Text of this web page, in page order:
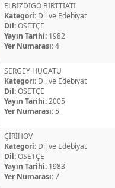
ELBIZDIGO BIRTTİATI
Kategori: Dil ve Edebiyat
Dil:OSETÇE
Yayın Tarihi: 1982
Yer Numarası:4
SERGEY HUGATU
Kategori: Dil ve Edebiyat
Dil:OSETÇE
Yayın Tarihi:2005
Yer Numarası: 5
ÇİRİHOV
Kategori: Dil ve Edebiyat
Dil:OSETÇE
Yayın Tarihi: 1983
Yer Numarası:7